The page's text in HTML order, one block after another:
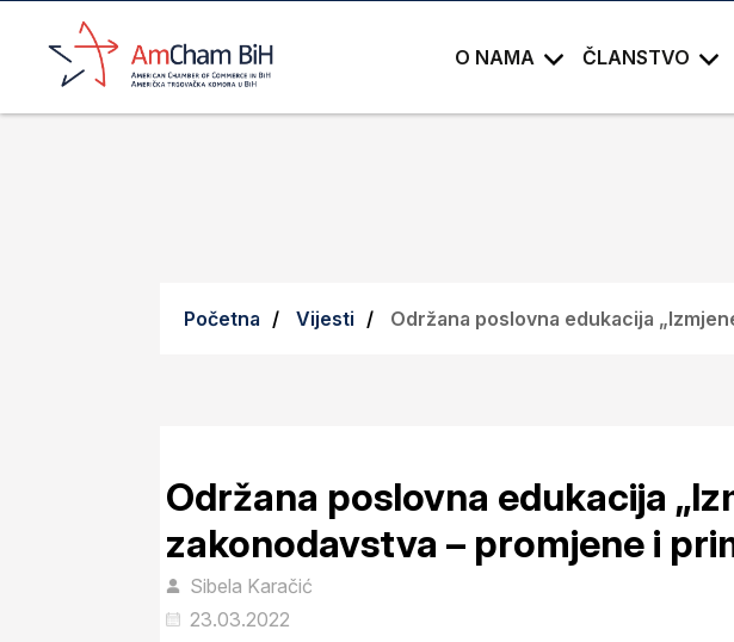
O NAMA ČLANSTVO
Početna Vijesti Održana poslovna edukacija
Održana poslovna edukacija
zakonodavstva – promjene i
Sibela Karačić
23.03.2022